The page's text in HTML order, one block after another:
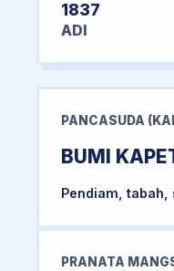
1837
ADI
PANCASUDA
BUMI
Pendiam,
PRANATA